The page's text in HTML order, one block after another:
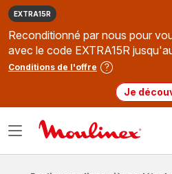
EXTRA15R
Reconditionné par nous pour
avec le code EXTRA15R
Conditions de l'offre
Je
Ouvrir